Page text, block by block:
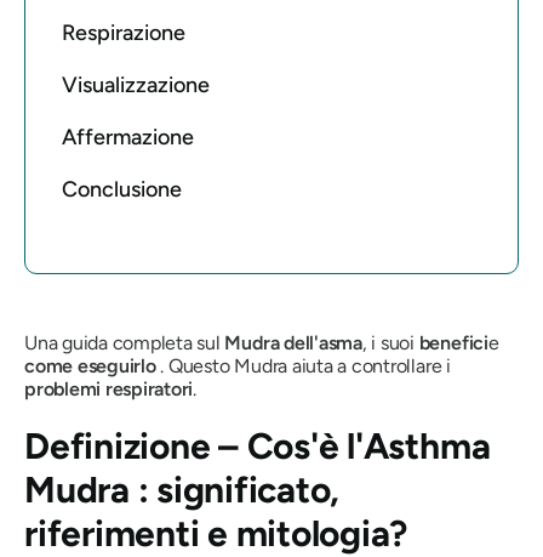
Respirazione
Visualizzazione
Affermazione
Conclusione
Una guida completa sul Mudra dell'asma, i suoi beneficie
come eseguirlo. Questo Mudra aiuta a controllare i
problemi respiratori.
Definizione – Cos'è l'Asthma
Mudra : significato,
riferimenti e mitologia?